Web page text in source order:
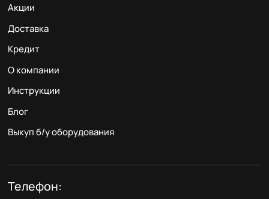
Акции
Доставка
Кредит
О компании
Инструкции
Блог
Выкуп б/у оборудования
Телефон: